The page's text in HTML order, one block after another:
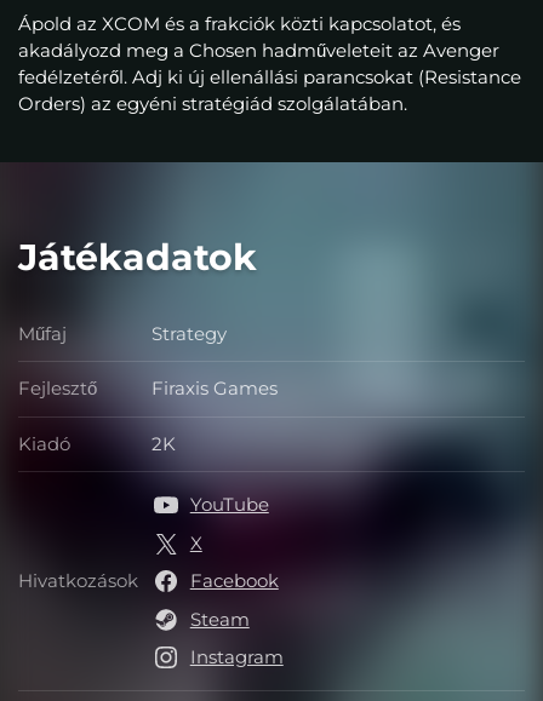
Ápold az XCOM és a frakciók közti kapcsolatot, és
akadályozd meg a Chosen hadműveleteit az Avenger
fedélzetéről. Adj ki új ellenállási parancsokat (Resistance
Orders) az egyéni stratégiád szolgálatában.
Játékadatok
Műfaj Műfaj
Strategy
Fejlesztő Fejlesztő
Firaxis Games
Kiadó Kiadó
2K
Hivatkozások Hivatkozások
YouTube
X
Facebook
Steam
Instagram